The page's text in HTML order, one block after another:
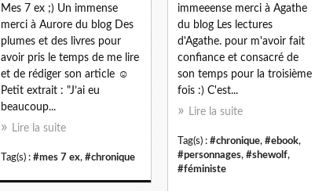
immeeense merci à Agathe
du blog Les lectures
d'Agathe. pour m'avoir fait
confiance et consacré de
son temps pour la troisième
fois :) C'est...
Lire la suite
Tag(s) : #chronique, #ebook,
#personnages, #shewolf,
#féministe
Mes 7 ex ;) Un immense
merci à Aurore du blog Des
plumes et des livres pour
avoir pris le temps de me lire
et de rédiger son article ☺
Petit extrait : "J’ai eu
beaucoup...
Lire la suite
Tag(s) : #mes 7 ex, #chronique